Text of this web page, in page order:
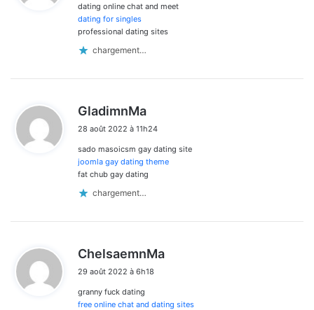
dating online chat and meet
dating for singles
professional dating sites
chargement…
GladimnMa
t
:
28 août 2022 à 11h24
sado masoicsm gay dating site
joomla gay dating theme
fat chub gay dating
chargement…
ChelsaemnMa
:
29 août 2022 à 6h18
granny fuck dating
free online chat and dating sites